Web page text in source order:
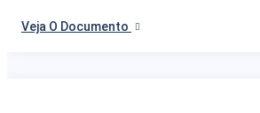
Veja O Documento